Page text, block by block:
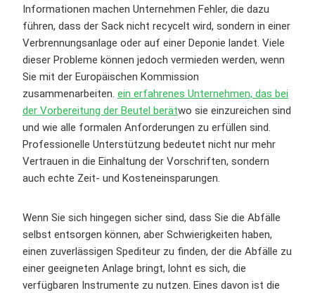
Informationen machen Unternehmen Fehler, die dazu
führen, dass der Sack nicht recycelt wird, sondern in einer
Verbrennungsanlage oder auf einer Deponie landet. Viele
dieser Probleme können jedoch vermieden werden, wenn
Sie mit der Europäischen Kommission
zusammenarbeiten. ein erfahrenes Unternehmen, das bei
der Vorbereitung der Beutel berätwo sie einzureichen sind
und wie alle formalen Anforderungen zu erfüllen sind.
Professionelle Unterstützung bedeutet nicht nur mehr
Vertrauen in die Einhaltung der Vorschriften, sondern
auch echte Zeit- und Kosteneinsparungen.
Wenn Sie sich hingegen sicher sind, dass Sie die Abfälle
selbst entsorgen können, aber Schwierigkeiten haben,
einen zuverlässigen Spediteur zu finden, der die Abfälle zu
einer geeigneten Anlage bringt, lohnt es sich, die
verfügbaren Instrumente zu nutzen. Eines davon ist die